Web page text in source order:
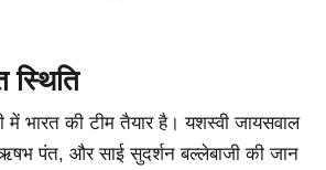
स्थिति
भारत की टीम तैयार है। यशस्वी जायसवाल
पंत, और साई सुदर्शन बल्लेबाजी की जान